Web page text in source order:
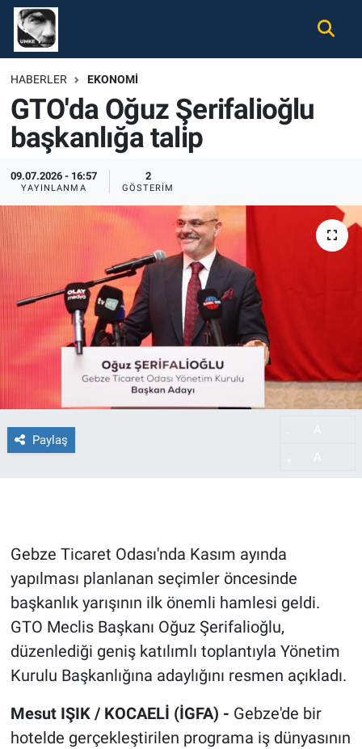
HABERLER EKONOMI
GTO'da Oğuz Şerifalioğlu
başkanlığa talip
09.07.2026 - 16:57
YAYINLANMA
2
GÖSTERIM
Paylaş
Gebze Ticaret Odası'nda Kasım ayında
yapılması planlanan seçimler öncesinde
başkanlık yarışının ilk önemli hamlesi geldi.
GTO Meclis Başkanı Oğuz Şerifalioğlu,
düzenlediği geniş katılımlı toplantıyla Yönetim
Kurulu Başkanlığına adaylığını resmen açıkladı.
Mesut IŞIK / KOCAELİ (İGFA) - Gebze'de bir
hotelde gerçekleştirilen programa iş dünyasının
Gündem
Ekonomi
Spor
Magazin
Tüm Haberler
Künye
Nöbetçi Eczaneler
Hava Durumu
Namaz Vakitleri
Trafik Durumu
Süper Lig Puan Durumu ve Fikstür
Tüm Manşetler
Son Dakika Haberleri
Haber Arşivi